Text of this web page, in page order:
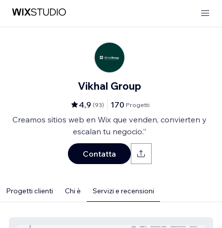
Vikhal Group
4,9 (93) 170 Progetti
Creamos sitios web en Wix que venden, convierten y
escalan tu negocio.”
Contatta
Progetti clienti Chi è Servizi e recensioni